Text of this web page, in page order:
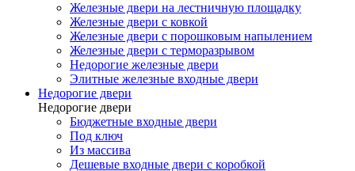
Железные двери на лестничную площадку
Железные двери с ковкой
Железные двери с порошковым напылением
Железные двери с терморазрывом
Недорогие железные двери
Элитные железные входные двери
Недорогие двери
Недорогие двери
Бюджетные входные двери
Под ключ
Из массива
Дешевые входные двери с коробкой